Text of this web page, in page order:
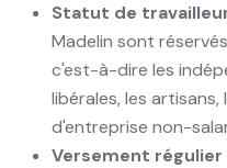
Statut de
Madelin sont
c'est-à-dire les
libérales, les
d'entreprise non-
Versement